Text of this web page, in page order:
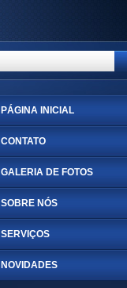
PÁGINA INICIAL
CONTATO
GALERIA DE FOTOS
SOBRE NÓS
SERVIÇOS
NOVIDADES